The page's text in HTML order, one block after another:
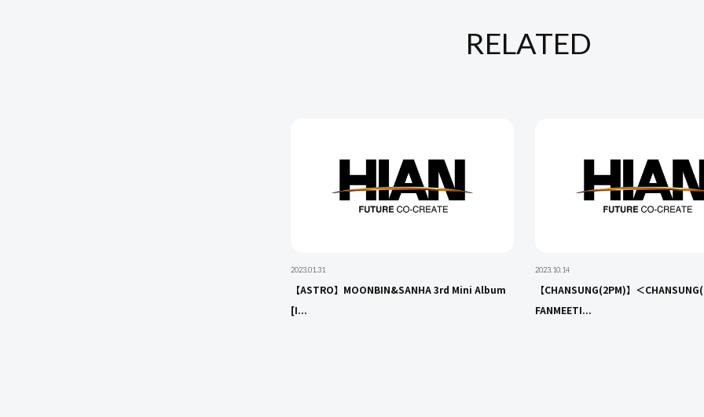
RELATED
2023.01.31
【ASTRO】MOONBIN&SANHA 3rd Mini Album
[I...
2023.10.14
【CHANSUNG(2PM)】＜
FANMEETI...